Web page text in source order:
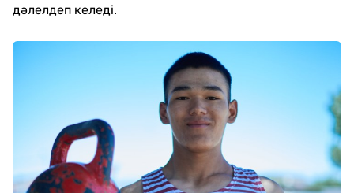
дәлелдеп келеді.